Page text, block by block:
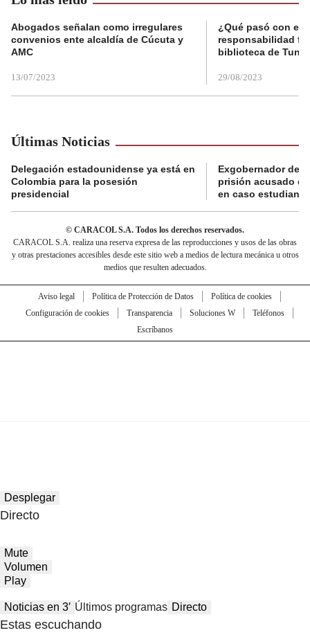
Abogados señalan como irregulares
convenios ente alcaldía de Cúcuta y
AMC
13/07/2023
¿Qué pasó con el
responsabilidad
biblioteca de
29/08/2023
Últimas Noticias
Delegación estadounidense ya está en
Colombia para la posesión
presidencial
Exgobernador de
prisión acusado
en caso
© CARACOL S.A. Todos los derechos reservados.
CARACOL S.A. realiza una reserva expresa de las reproducciones y usos de las obras
y otras prestaciones accesibles desde este sitio web a medios de lectura mecánica u otros
medios que resulten adecuados.
Aviso legal Política de Protección de Datos
Política de cookies
Configuración de cookies
Transparencia Soluciones W
Teléfonos
Escríbanos
Desplegar
Directo
Mute
Volumen
Play
Noticias en 3′ Últimos programas Directo
Estas escuchando